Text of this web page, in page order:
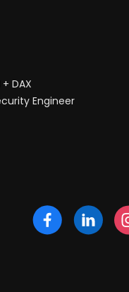
DAX
Engineer